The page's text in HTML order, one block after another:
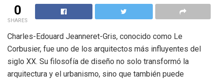
0
SHARES
Charles-Edouard Jeanneret-Gris, conocido como Le
Corbusier, fue uno de los arquitectos más influyentes del
siglo XX. Su filosofía de diseño no solo transformó la
arquitectura y el urbanismo, sino que también puede